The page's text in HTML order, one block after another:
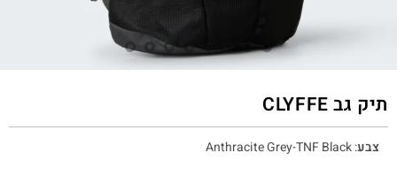
תיק גב CLYFFE
צבע:
Anthracite Grey-TNF Black